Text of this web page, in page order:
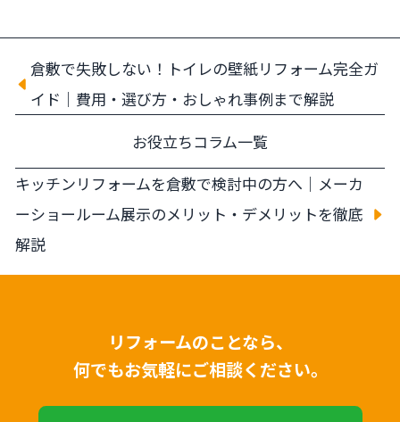
倉敷で失敗しない！トイレの壁紙リフォーム完全ガ
イド｜費用・選び方・おしゃれ事例まで解説
お役立ちコラム一覧
キッチンリフォームを倉敷で検討中の方へ｜メーカ
ーショールーム展示のメリット・デメリットを徹底
解説
リフォームのことなら、
何でもお気軽にご相談ください。